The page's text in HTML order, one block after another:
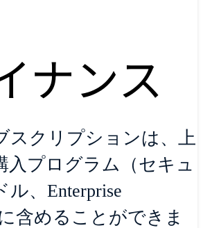
ナンス
スクリプションは、上
入プログラム（セキュ
ル、Enterprise
含めることができま